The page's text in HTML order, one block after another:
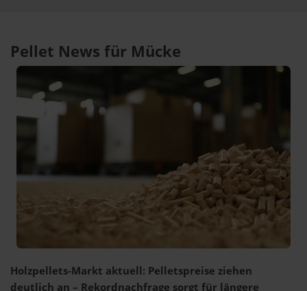
Pellet News für Mücke
Holzpellets-Markt aktuell: Pelletspreise ziehen
deutlich an – Rekordnachfrage sorgt für längere